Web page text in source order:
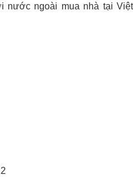
nước ngoài mua nhà tại Việt